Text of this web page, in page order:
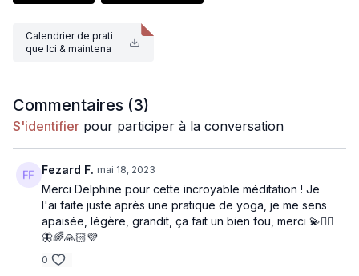
Calendrier de prati
que Ici & maintena
Commentaires (3)
S'identifier pour participer à la conversation
Fezard F. mai 18, 2023
Merci Delphine pour cette incroyable méditation ! Je
l'ai faite juste après une pratique de yoga, je me sens
apaisée, légère, grandit, ça fait un bien fou, merci 💫🧚‍♀️
🦋🌈🙏🏻💜
0